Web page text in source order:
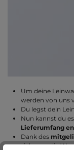
Um deine
werden von uns
Du legst dein
Nun kannst du
Lieferumfang
Dank des
sicher an die